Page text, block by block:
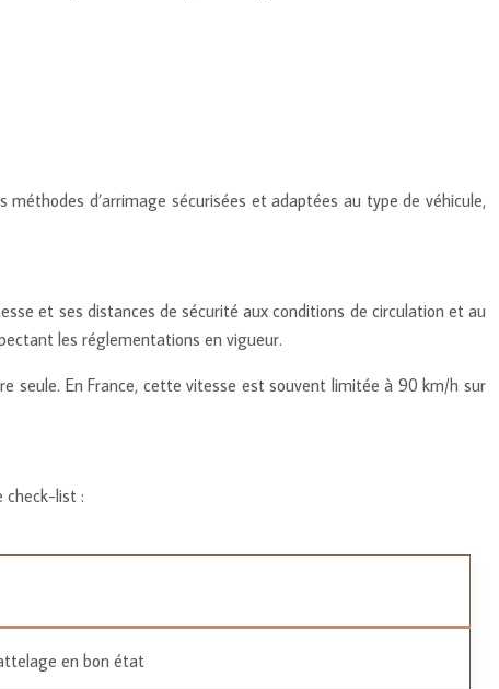
d’arrimage sécurisées et adaptées au type de véhicule,
et ses distances de sécurité aux conditions de circulation et au
les réglementations en vigueur.
seule. En France, cette vitesse est souvent limitée à 90 km/h sur
check-list :
en bon état